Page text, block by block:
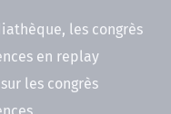
les congrès
en replay
les congrès